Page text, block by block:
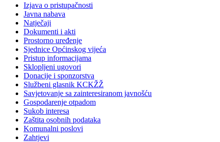
Izjava o pristupačnosti
Javna nabava
Natječaji
Dokumenti i akti
Prostorno uređenje
Sjednice Općinskog vijeća
Pristup informacijama
Sklopljeni ugovori
Donacije i sponzorstva
Službeni glasnik KCKŽŽ
Savjetovanje sa zainteresiranom javnošću
Gospodarenje otpadom
Sukob interesa
Zaštita osobnih podataka
Komunalni poslovi
Zahtjevi